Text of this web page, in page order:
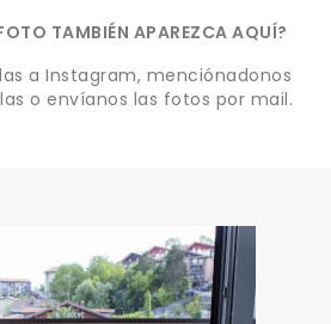
TAMBIÉN APAREZCA AQUÍ?
a Instagram, menciónadonos
o envíanos las fotos por mail.